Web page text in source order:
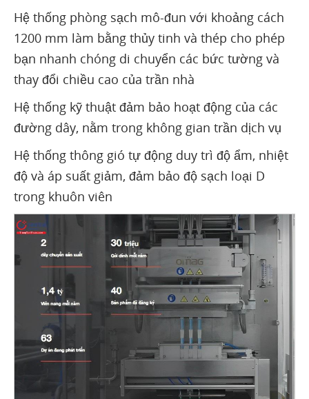
Hệ thống phòng sạch mô-đun với khoảng cách
1200 mm làm bằng thủy tinh và thép cho phép
bạn nhanh chóng di chuyển các bức tường và
thay đổi chiều cao của trần nhà
Hệ thống kỹ thuật đảm bảo hoạt động của các
đường dây, nằm trong không gian trần dịch vụ
Hệ thống thông gió tự động duy trì độ ẩm, nhiệt
độ và áp suất giảm, đảm bảo độ sạch loại D
trong khuôn viên